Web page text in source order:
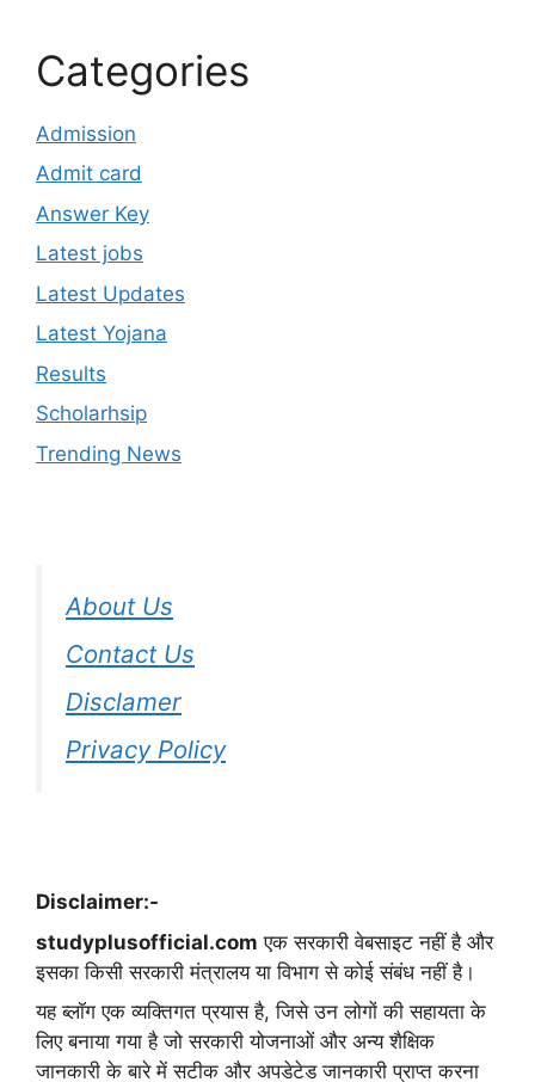
Categories
Admission
Admit card
Answer Key
Latest jobs
Latest Updates
Latest Yojana
Results
Scholarhsip
Trending News
About Us
Contact Us
Disclamer
Privacy Policy
Disclaimer:-
studyplusofficial.com एक सरकारी वेबसाइट नहीं है और
इसका किसी सरकारी मंत्रालय या विभाग से कोई संबंध नहीं है।
यह ब्लॉग एक व्यक्तिगत प्रयास है, जिसे उन लोगों की सहायता के
लिए बनाया गया है जो सरकारी योजनाओं और अन्य शैक्षिक
जानकारी के बारे में सटीक और अपडेटेड जानकारी प्राप्त करना